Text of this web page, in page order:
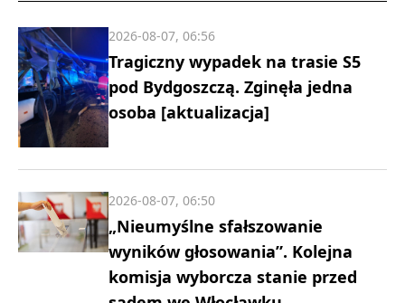
Tragiczny wypadek na trasie S5
pod Bydgoszczą. Zginęła jedna
osoba [aktualizacja]
2026-08-07, 06:56
„Nieumyślne sfałszowanie
wyników głosowania”. Kolejna
komisja wyborcza stanie przed
2026-08-07, 06:50